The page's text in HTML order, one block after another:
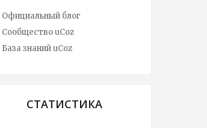
Официальный блог
Сообщество uCoz
База знаний uCoz
СТАТИСТИКА